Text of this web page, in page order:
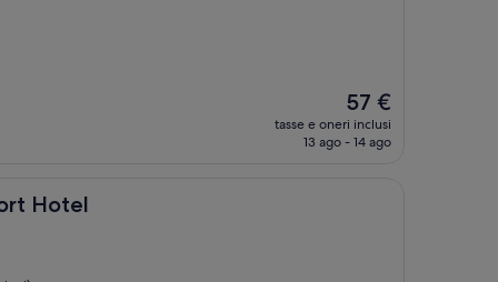
Il
prezzo
attuale
57 €
tasse e oneri inclusi
13 ago - 14 ago
Hotel